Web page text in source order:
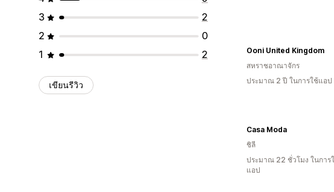
3
2
2
0
1
2
เขียนรีวิว
Ooni United Kingdom
สหราชอาณาจักร
ประมาณ 2 ปี ในการใช้แอป
Casa Moda
ชิลี
ประมาณ 22 ชั่วโมง ในการ
แอป